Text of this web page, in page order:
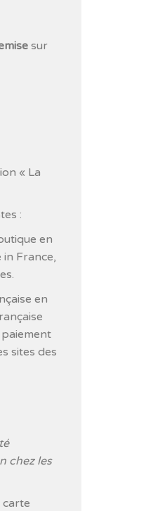
sur
« La
:
en
France,
en
sites des
chez les
carte